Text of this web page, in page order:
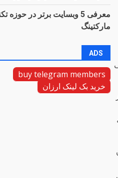
معرفی 5 وبسایت برتر در
مارکتینگ
ADS
buy telegram members
خرید بک لینک ارزان